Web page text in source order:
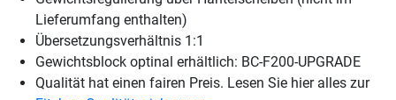
Lieferumfang enthalten)
Übersetzungsverhältnis 1:1
Gewichtsblock optinal erhältlich: BC-F200-UPGRADE
Qualität hat einen fairen Preis. Lesen Sie hier alles zur